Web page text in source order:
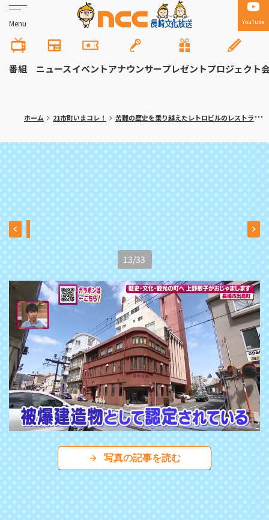
Menu YouTube
番組 ニュースイベントアナウンサープレゼントプロジェクト
ホーム 21市町いまコレ！ 苦難の歴史を乗り越えたレトロビルのレストラン 長崎市「イタリアン喫茶 GIOIA」
13/33
写真の記事を読む